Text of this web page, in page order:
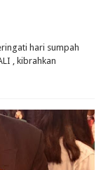
hari sumpah
, kibrahkan